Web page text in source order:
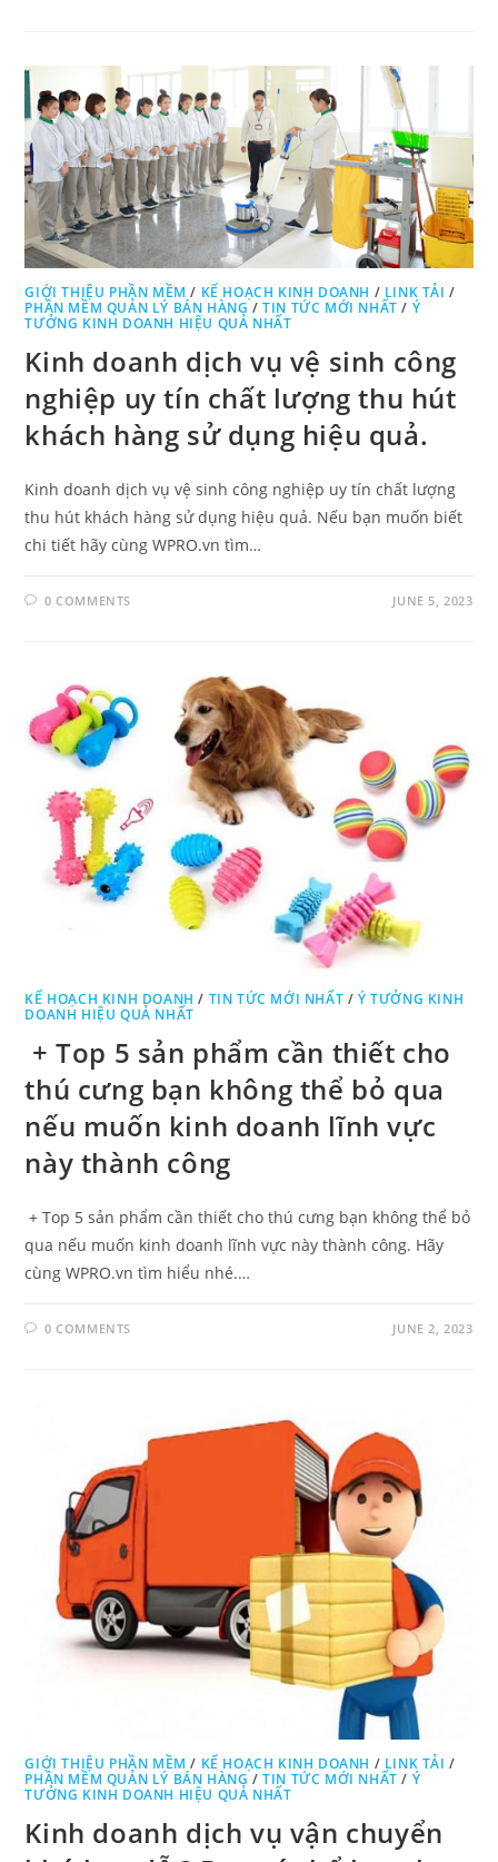
GIỚI THIỆU PHẦN MỀM / KẾ HOẠCH KINH DOANH / LINK TẢI /
PHẦN MỀM QUẢN LÝ BÁN HÀNG /TIN TỨC MỚI NHẤT / Ý
TƯỞNG KINH DOANH HIỆU QUẢ NHẤT
Kinh doanh dịch vụ vệ sinh công
nghiệp uy tín chất lượng thu hút
khách hàng sử dụng hiệu quả.
Kinh doanh dịch vụ vệ sinh công nghiệp uy tín chất lượng
thu hút khách hàng sử dụng hiệu quả. Nếu bạn muốn biết
chi tiết hãy cùng WPRO.vn tìm…
0 COMMENTS JUNE 5, 2023
KẾ HOẠCH KINH DOANH / TIN TỨC MỚI NHẤT /Ý TƯỞNG KINH
DOANH HIỆU QUẢ NHẤT
+ Top 5 sản phẩm cần thiết cho
thú cưng bạn không thể bỏ qua
nếu muốn kinh doanh lĩnh vực
này thành công
+ Top 5 sản phẩm cần thiết cho thú cưng bạn không thể bỏ
qua nếu muốn kinh doanh lĩnh vực này thành công. Hãy
cùng WPRO.vn tìm hiểu nhé.…
0 COMMENTS JUNE 2, 2023
GIỚI THIỆU PHẦN MỀM / KẾ HOẠCH KINH DOANH / LINK TẢI /
PHẦN MỀM QUẢN LÝ BÁN HÀNG /TIN TỨC MỚI NHẤT / Ý
TƯỞNG KINH DOANH HIỆU QUẢ NHẤT
Kinh doanh dịch vụ vận chuyển